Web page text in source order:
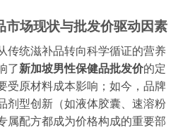
市场现状与批发价驱动因素
传统滋补品转向科学循证的营养
了新加坡男性保健品批发价的定
受原材料成本影响；如今，品牌
剂型创新（如液体胶囊、速溶粉
属配方都成为价格构成的重要部